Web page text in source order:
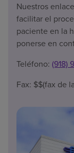
Nuestros
facilitar el
paciente en la
ponerse en
Teléfono: (918)
Fax: $$(fax de